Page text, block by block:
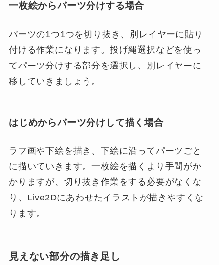
一枚絵からパーツ分けする場合
パーツの1つ1つを切り抜き、別レイヤーに貼り
付ける作業になります。投げ縄選択などを使っ
てパーツ分けする部分を選択し、別レイヤーに
移していきましょう。
はじめからパーツ分けして描く場合
ラフ画や下絵を描き、下絵に沿ってパーツごと
に描いていきます。一枚絵を描くより手間がか
かりますが、切り抜き作業をする必要がなくな
り、Live2Dにあわせたイラストが描きやすくな
ります。
見えない部分の描き足し